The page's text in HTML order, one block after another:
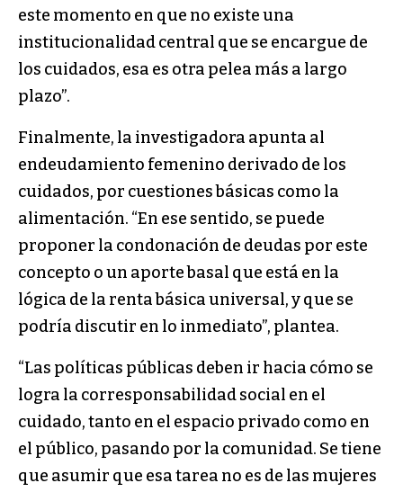
este momento en que no existe una
institucionalidad central que se encargue de
los cuidados, esa es otra pelea más a largo
plazo”.
Finalmente, la investigadora apunta al
endeudamiento femenino derivado de los
cuidados, por cuestiones básicas como la
alimentación. “En ese sentido, se puede
proponer la condonación de deudas por este
concepto o un aporte basal que está en la
lógica de la renta básica universal, y que se
podría discutir en lo inmediato”, plantea.
“Las políticas públicas deben ir hacia cómo se
logra la corresponsabilidad social en el
cuidado, tanto en el espacio privado como en
el público, pasando por la comunidad. Se tiene
que asumir que esa tarea no es de las mujeres